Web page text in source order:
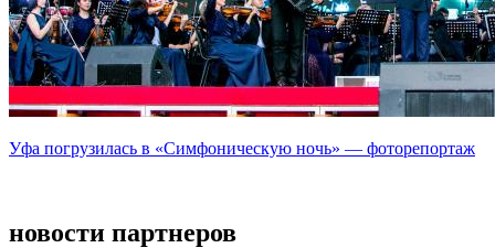
Уфа погрузилась в «Симфоническую ночь» — фоторепортаж
новости партнеров